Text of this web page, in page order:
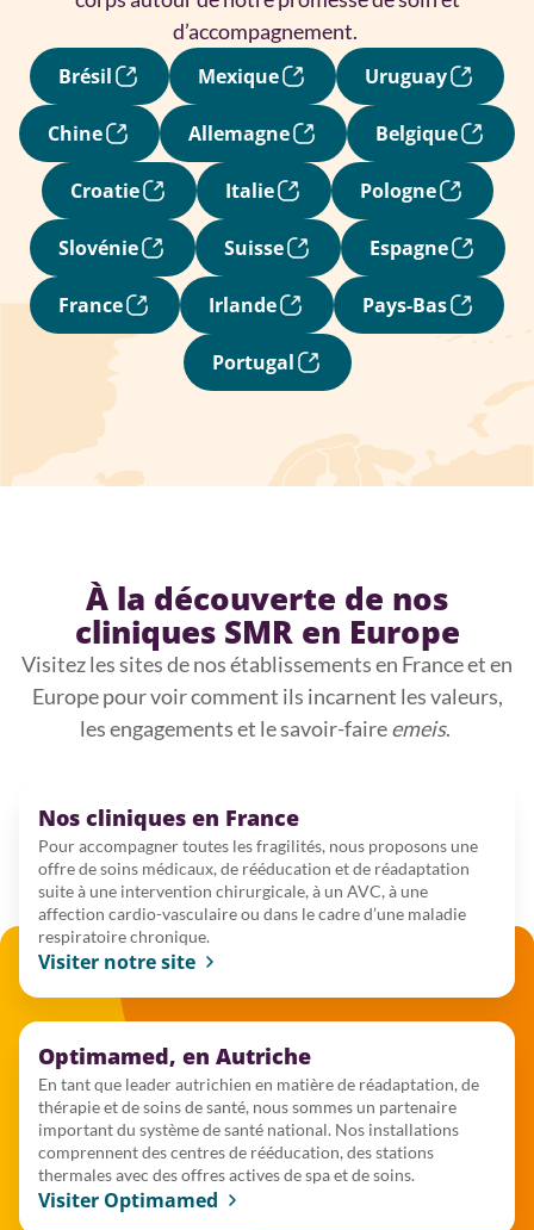
d’accompagnement.
Brésil
Mexique Uruguay
Chine Allemagne Belgique
Croatie Italie Pologne
Slovénie Suisse Espagne
France Irlande Pays-Bas
Portugal
À la découverte de nos
cliniques SMR en Europe
Visitez les sites de nos établissements en France et en
Europe pour voir comment ils incarnent les valeurs,
les engagements et le savoir-faireemeis.
Nos cliniques en France
Pour accompagner toutes les fragilités, nous proposons une
offre de soins médicaux, de rééducation et de réadaptation
suite à une intervention chirurgicale, à un AVC, à une
affection cardio-vasculaire ou dans le cadre d’une maladie
respiratoire chronique.
Visiter notre site
Optimamed, en Autriche
En tant que leader autrichien en matière de réadaptation, de
thérapie et de soins de santé, nous sommes un partenaire
important du système de santé national. Nos installations
comprennent des centres de rééducation, des stations
thermales avec des offres actives de spa et de soins.
Visiter Optimamed